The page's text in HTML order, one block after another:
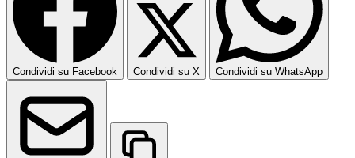
Condividi su Facebook Condividi su X Condividi su WhatsApp